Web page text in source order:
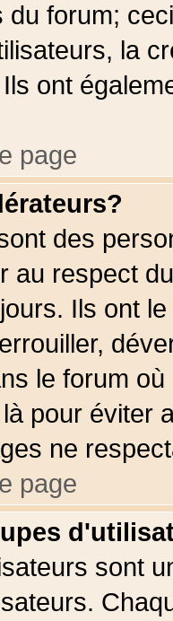
forum;
la
ont
page
des
au respect
Ils ont
le forum
pour éviter
ne
page
sont